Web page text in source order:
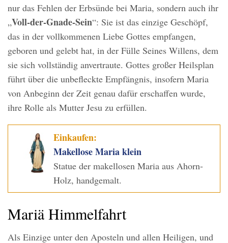
nur das Fehlen der Erbsünde bei Maria, sondern auch ihr
„Voll-der-Gnade-Sein“: Sie ist das einzige Geschöpf,
das in der vollkommenen Liebe Gottes empfangen,
geboren und gelebt hat, in der Fülle Seines Willens, dem
sie sich vollständig anvertraute. Gottes großer Heilsplan
führt über die unbefleckte Empfängnis, insofern Maria
von Anbeginn der Zeit genau dafür erschaffen wurde,
ihre Rolle als Mutter Jesu zu erfüllen.
Einkaufen:
Makellose Maria klein
Statue der makellosen Maria aus Ahorn-
Holz, handgemalt.
Mariä Himmelfahrt
Als Einzige unter den Aposteln und allen Heiligen, und